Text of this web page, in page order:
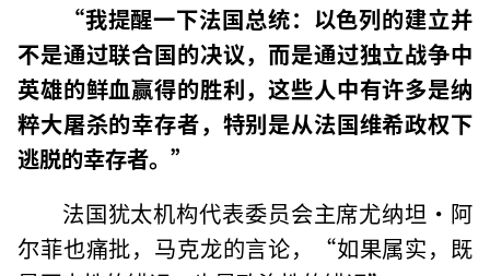
“我提醒一下法国总统：以色列的建立并
不是通过联合国的决议，而是通过独立战争中
英雄的鲜血赢得的胜利，这些人中有许多是纳
粹大屠杀的幸存者，特别是从法国维希政权下
逃脱的幸存者。”
法国犹太机构代表委员会主席尤纳坦·阿
尔菲也痛批，马克龙的言论，“如果属实，既